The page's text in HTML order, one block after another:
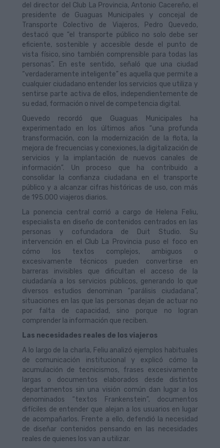
del director del Club La Provincia, Antonio Cacereño, el
presidente de Guaguas Municipales y concejal de
Transporte Colectivo de Viajeros, Pedro Quevedo,
destacó que “el transporte público no solo debe ser
eficiente, sostenible y accesible desde el punto de
vista físico, sino también comprensible para todas las
personas”. En este sentido, señaló que una ciudad
“verdaderamente inteligente” es aquella que permite a
cualquier ciudadano entender los servicios que utiliza y
sentirse parte activa de ellos, independientemente de
su edad, formación o nivel de competencia digital.
Quevedo recordó que Guaguas Municipales ha
experimentado en los últimos años “una profunda
transformación, con la modernización de la flota, la
mejora de frecuencias y conexiones, la digitalización de
servicios y la implantación de nuevos canales de
información”. Un proceso que ha contribuido a
consolidar la confianza ciudadana en el transporte
público y a alcanzar cifras históricas de uso, con más
de 195.000 viajeros diarios.
La ponencia central corrió a cargo de Helena Feliu,
especialista en diseño de contenidos centrados en las
personas y cofundadora de Duit Studio. Su
intervención en el Club La Provincia puso el foco en
cómo los textos complejos, ambiguos o
excesivamente técnicos pueden convertirse en
barreras invisibles que dificultan el acceso de la
ciudadanía a los servicios públicos, generando lo que
diversos estudios denominan “parálisis ciudadana”,
situaciones en las que las personas dejan de actuar no
por falta de capacidad, sino porque no logran
comprender la información que reciben.
Las necesidades reales de los viajeros
A lo largo de la charla, Feliu analizó ejemplos habituales
de comunicación institucional y explicó cómo la
acumulación de tecnicismos, frases excesivamente
largas o documentos elaborados desde distintos
departamentos sin una visión común dan lugar a los
denominados “textos Frankenstein”, documentos
difíciles de entender que alejan a los usuarios en lugar
de acompañarlos. Frente a ello, defendió la necesidad
de diseñar contenidos pensando en las necesidades
reales de quienes los van a utilizar.